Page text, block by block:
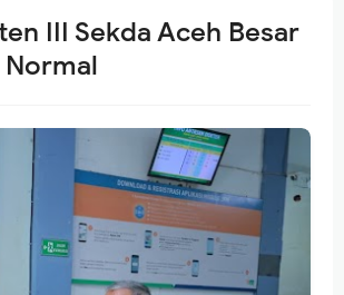
III Sekda Aceh Besar
Normal